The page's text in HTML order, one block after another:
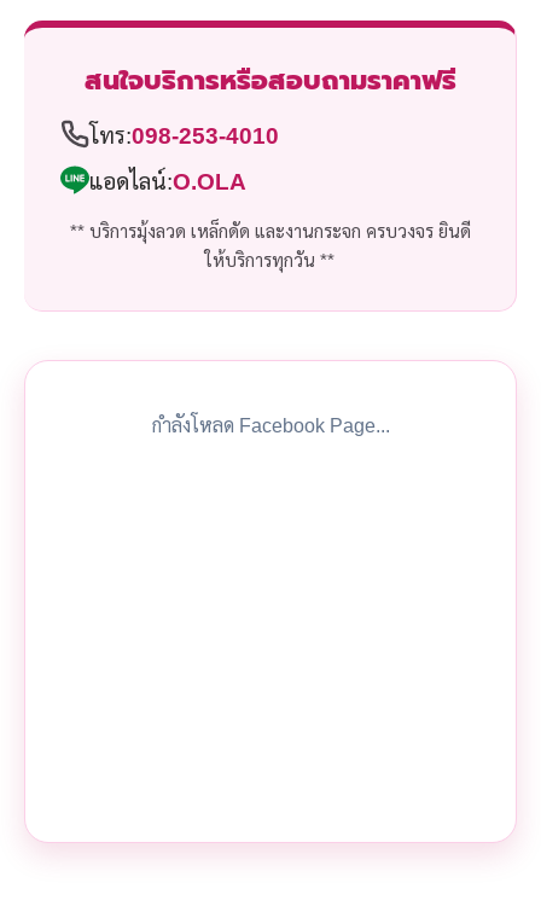
สนใจบริการหรือสอบถามราคาฟรี
โทร:098-253-4010
แอดไลน์:O.OLA
** บริการมุ้งลวด เหล็กดัด และงานกระจก ครบวงจร ยินดี
ให้บริการทุกวัน **
กำลังโหลด Facebook Page...